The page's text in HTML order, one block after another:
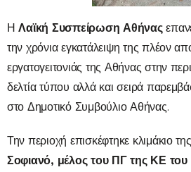
ΗΛαϊκή Συσπείρωση Αθήνας
την χρόνια εγκατάλειψη της πλέον
εργατογειτονιάς της Αθήνας στην
δελτία τύπου αλλά και σειρά
στο Δημοτικό Συμβούλιο Αθήνας.
Την περιοχή επισκέφτηκε κλιμάκιο
Σοφιανό, μέλος του ΠΓ της ΚΕ